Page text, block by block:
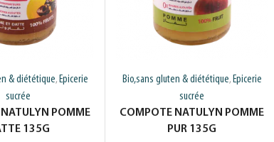
& diététique, Epicerie
sucrée
POMME
135G
Bio,sans gluten & diététique, Epicerie
sucrée
COMPOTE NATULYN POMME
PUR 135G